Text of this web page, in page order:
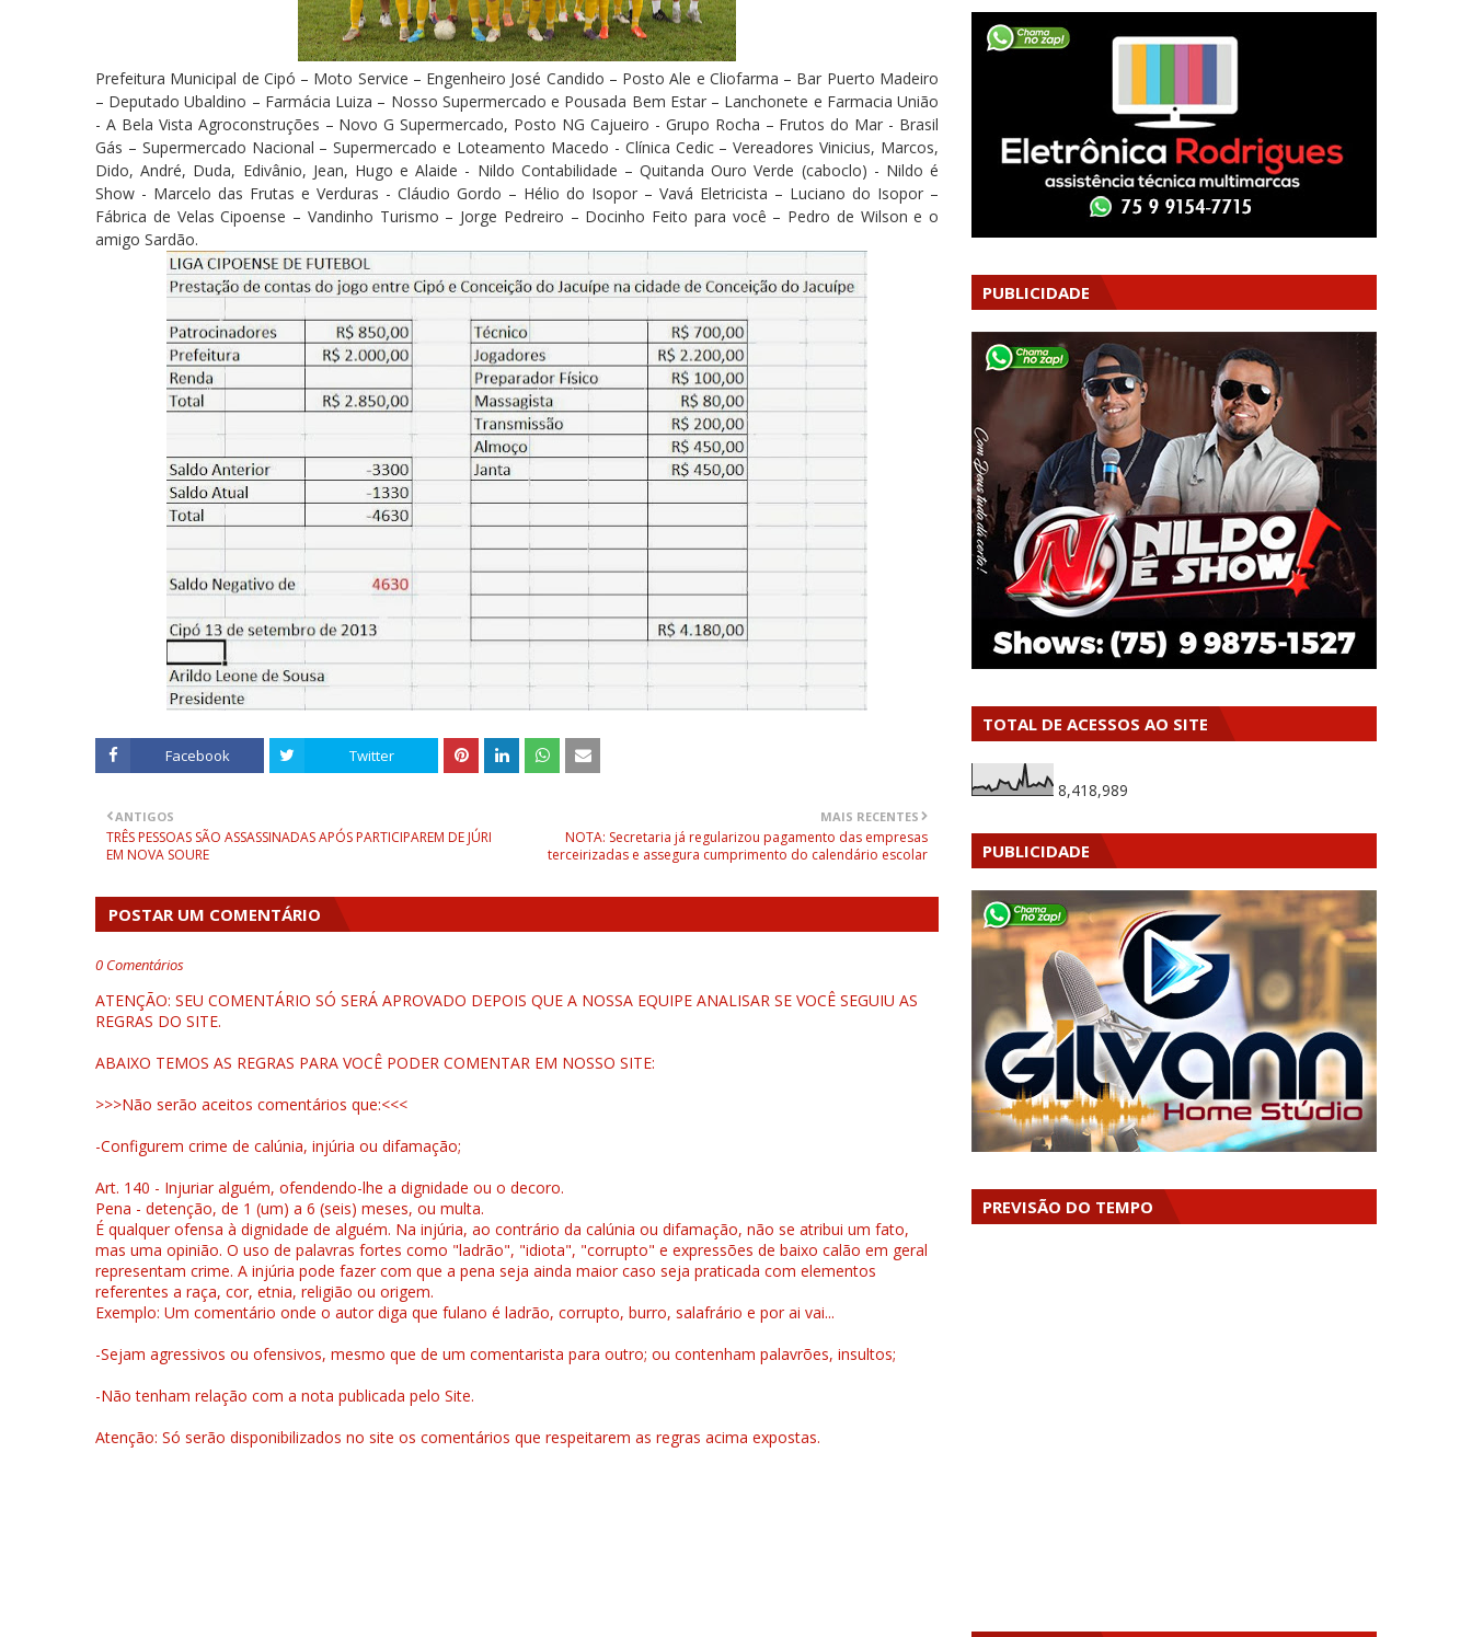
Prefeitura Municipal de Cipó – Moto Service – Engenheiro José Candido – Posto Ale e Cliofarma – Bar Puerto Madeiro
– Deputado Ubaldino – Farmácia Luiza – Nosso Supermercado e Pousada Bem Estar – Lanchonete e Farmacia União
- A Bela Vista Agroconstruções – Novo G Supermercado, Posto NG Cajueiro - Grupo Rocha – Frutos do Mar - Brasil
Gás – Supermercado Nacional – Supermercado e Loteamento Macedo - Clínica Cedic – Vereadores Vinicius, Marcos,
Dido, André, Duda, Edivânio, Jean, Hugo e Alaide - Nildo Contabilidade – Quitanda Ouro Verde (caboclo) - Nildo é
Show - Marcelo das Frutas e Verduras - Cláudio Gordo – Hélio do Isopor – Vavá Eletricista – Luciano do Isopor –
Fábrica de Velas Cipoense – Vandinho Turismo – Jorge Pedreiro – Docinho Feito para você – Pedro de Wilson e o
amigo Sardão.
Facebook Twitter
MAIS RECENTES
NOTA: Secretaria já regularizou pagamento das empresas
terceirizadas e assegura cumprimento do calendário escolar
ANTIGOS
TRÊS PESSOAS SÃO ASSASSINADAS APÓS PARTICIPAREM DE JÚRI
EM NOVA SOURE
POSTAR UM COMENTÁRIO
0 Comentários
ATENÇÃO: SEU COMENTÁRIO SÓ SERÁ APROVADO DEPOIS QUE A NOSSA EQUIPE ANALISAR SE VOCÊ SEGUIU AS
REGRAS DO SITE.
ABAIXO TEMOS AS REGRAS PARA VOCÊ PODER COMENTAR EM NOSSO SITE:
>>>Não serão aceitos comentários que:<<<
-Configurem crime de calúnia, injúria ou difamação;
Art. 140 - Injuriar alguém, ofendendo-lhe a dignidade ou o decoro.
Pena - detenção, de 1 (um) a 6 (seis) meses, ou multa.
É qualquer ofensa à dignidade de alguém. Na injúria, ao contrário da calúnia ou difamação, não se atribui um fato,
mas uma opinião. O uso de palavras fortes como "ladrão", "idiota", "corrupto" e expressões de baixo calão em geral
representam crime. A injúria pode fazer com que a pena seja ainda maior caso seja praticada com elementos
referentes a raça, cor, etnia, religião ou origem.
Exemplo: Um comentário onde o autor diga que fulano é ladrão, corrupto, burro, salafrário e por ai vai...
-Sejam agressivos ou ofensivos, mesmo que de um comentarista para outro; ou contenham palavrões, insultos;
-Não tenham relação com a nota publicada pelo Site.
Atenção: Só serão disponibilizados no site os comentários que respeitarem as regras acima expostas.
PUBLICIDADE
TOTAL DE ACESSOS AO SITE
8,418,989
PUBLICIDADE
PREVISÃO DO TEMPO